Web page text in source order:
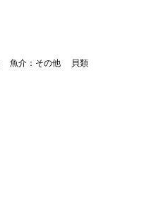
魚介：その他 貝類